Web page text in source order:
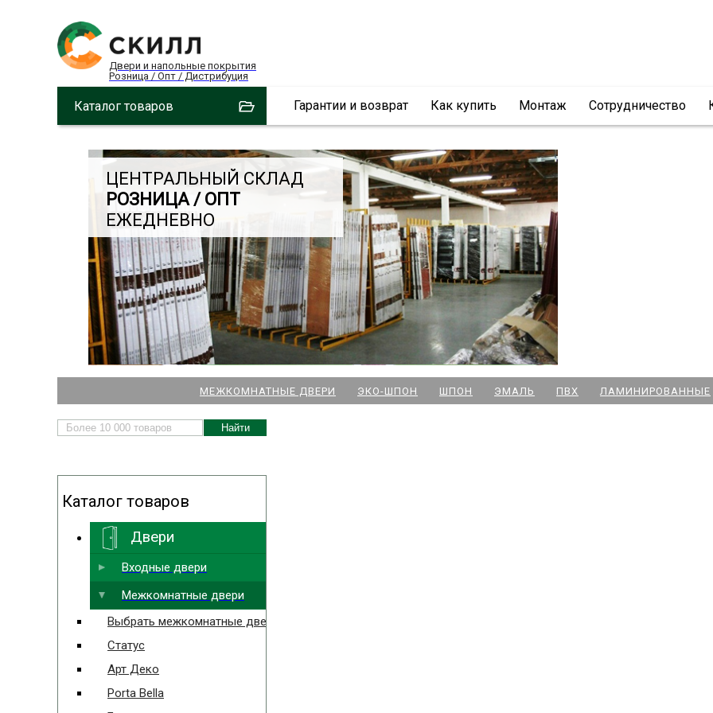
Двери и напольные покрытия
Розница / Опт / Дистрибуция
Каталог товаров Гарантии и возврат Как купить Монтаж Сотрудничество
ЦЕНТРАЛЬНЫЙ СКЛАД
РОЗНИЦА / ОПТ
ЕЖЕДНЕВНО
НАШИ МАГАЗИНЫ
ДВЕРЕЙ И ПАРКЕТА
м. Новочеркасская
м. Парк Победы
Выбрать ближайший
МЕЖКОМНАТНЫЕ ДВЕРИ ЭКО-ШПОН ШПОН ЭМАЛЬ ПВХ ЛАМИНИРОВАННЫЕ
Каталог товаров
Двери
Входные двери
Межкомнатные двери
Выбрать межкомнатные двери
Статус
Арт Деко
Porta Bella